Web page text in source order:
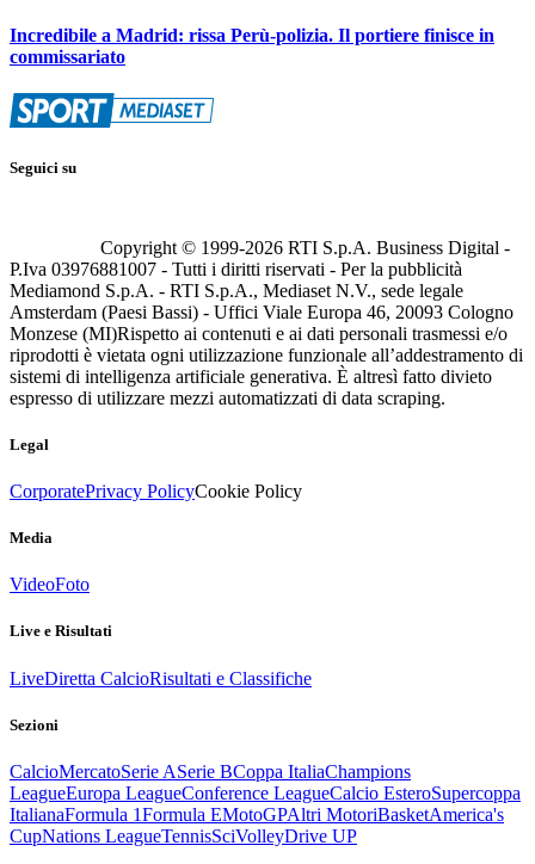
Incredibile a Madrid: rissa Perù-polizia. Il portiere finisce in
commissariato
Seguici su
Copyright © 1999-2026 RTI S.p.A. Business Digital -
P.Iva 03976881007 - Tutti i diritti riservati - Per la pubblicità
Mediamond S.p.A. - RTI S.p.A., Mediaset N.V., sede legale
Amsterdam (Paesi Bassi) - Uffici Viale Europa 46, 20093 Cologno
Monzese (MI)Rispetto ai contenuti e ai dati personali trasmessi e/o
riprodotti è vietata ogni utilizzazione funzionale all’addestramento di
sistemi di intelligenza artificiale generativa. È altresì fatto divieto
espresso di utilizzare mezzi automatizzati di data scraping.
Legal
CorporatePrivacy PolicyCookie Policy
Media
VideoFoto
Live e Risultati
LiveDiretta CalcioRisultati e Classifiche
Sezioni
CalcioMercatoSerie ASerie BCoppa ItaliaChampions
LeagueEuropa LeagueConference LeagueCalcio EsteroSupercoppa
ItalianaFormula 1Formula EMotoGPAltri MotoriBasketAmerica's
CupNations LeagueTennisSciVolleyDrive UP